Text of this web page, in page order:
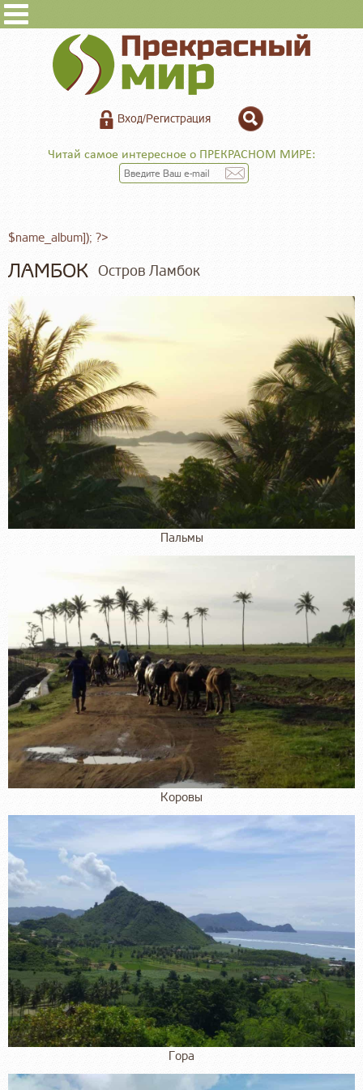
Вход/Регистрация
Читай самое интересное о ПРЕКРАСНОМ МИРЕ:
$name_album]); ?>
ЛАМБОК Остров Ламбок
Пальмы
Коровы
Гора